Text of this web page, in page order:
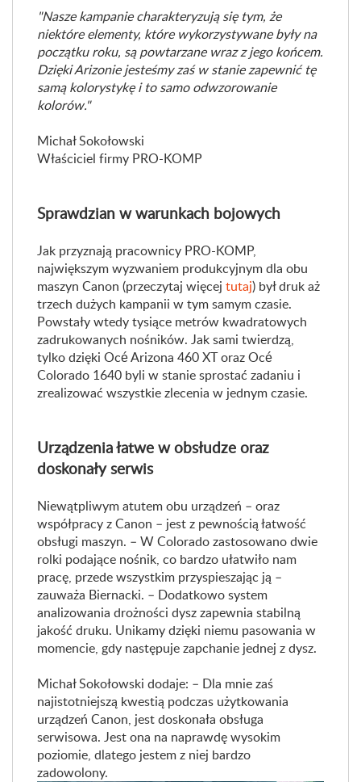
"Nasze kampanie charakteryzują się tym, że
niektóre elementy, które wykorzystywane były na
początku roku, są powtarzane wraz z jego końcem.
Dzięki Arizonie jesteśmy zaś w stanie zapewnić tę
samą kolorystykę i to samo odwzorowanie
kolorów."
Michał Sokołowski
Właściciel firmy PRO-KOMP
Sprawdzian w warunkach bojowych
Jak przyznają pracownicy PRO-KOMP,
największym wyzwaniem produkcyjnym dla obu
maszyn Canon (przeczytaj więcej tutaj) był druk aż
trzech dużych kampanii w tym samym czasie.
Powstały wtedy tysiące metrów kwadratowych
zadrukowanych nośników. Jak sami twierdzą,
tylko dzięki Océ Arizona 460 XT oraz Océ
Colorado 1640 byli w stanie sprostać zadaniu i
zrealizować wszystkie zlecenia w jednym czasie.
Urządzenia łatwe w obsłudze oraz
doskonały serwis
Niewątpliwym atutem obu urządzeń – oraz
współpracy z Canon – jest z pewnością łatwość
obsługi maszyn. – W Colorado zastosowano dwie
rolki podające nośnik, co bardzo ułatwiło nam
pracę, przede wszystkim przyspieszając ją –
zauważa Biernacki. – Dodatkowo system
analizowania drożności dysz zapewnia stabilną
jakość druku. Unikamy dzięki niemu pasowania w
momencie, gdy następuje zapchanie jednej z dysz.
Michał Sokołowski dodaje: – Dla mnie zaś
najistotniejszą kwestią podczas użytkowania
urządzeń Canon, jest doskonała obsługa
serwisowa. Jest ona na naprawdę wysokim
poziomie, dlatego jestem z niej bardzo
zadowolony.